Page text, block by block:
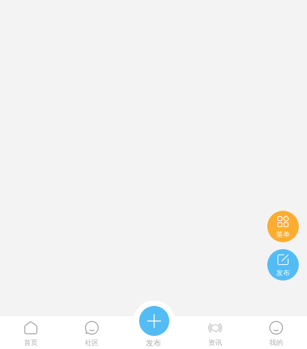

菜单

发布

首页

社区

发布

资讯

我的